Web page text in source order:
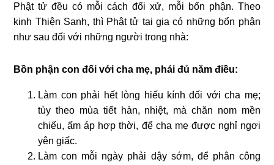
Phật tử đều có mỗi cách đối xử, mỗi bổn phận. Theo
kinh Thiện Sanh, thì Phật tử tại gia có những bổn phận
như sau đối với những người trong nhà:
Bồn phận con đối với cha mẹ, phải đủ năm điều:
Làm con phải hết lòng hiếu kính đối với cha mẹ;
tùy theo mùa tiết hàn, nhiệt, mà chăn nom mền
chiếu, ấm áp hợp thời, để cha mẹ được nghỉ ngơi
yên giấc.
Làm con mỗi ngày phải dậy sớm, để phân công